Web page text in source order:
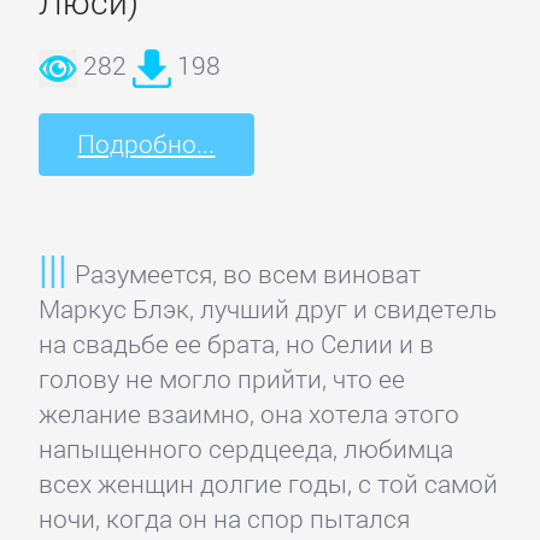
282 198
Подробно...
Разумеется, во всем виноват
Маркус Блэк, лучший друг и свидетель
на свадьбе ее брата, но Селии и в
голову не могло прийти, что ее
желание взаимно, она хотела этого
напыщенного сердцееда, любимца
всех женщин долгие годы, с той самой
ночи, когда он на спор пытался
Недвижимость
О
бизнесе
популярно
Отраслевые
издания
Поиск
работы,
карьера
Управление,